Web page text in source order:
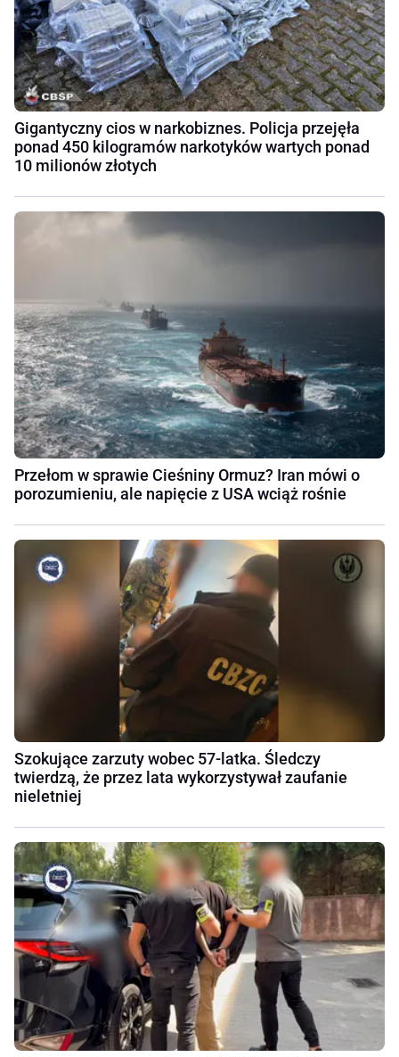
Gigantyczny cios w narkobiznes. Policja przejęła
ponad 450 kilogramów narkotyków wartych ponad
10 milionów złotych
Przełom w sprawie Cieśniny Ormuz? Iran mówi o
porozumieniu, ale napięcie z USA wciąż rośnie
Szokujące zarzuty wobec 57-latka. Śledczy
twierdzą, że przez lata wykorzystywał zaufanie
nieletniej